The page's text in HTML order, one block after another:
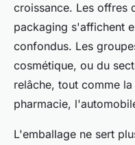
croissance. Les offres
packaging s'affichent
confondus. Les
cosmétique, ou du
relâche, tout comme
pharmacie,
L'emballage ne sert